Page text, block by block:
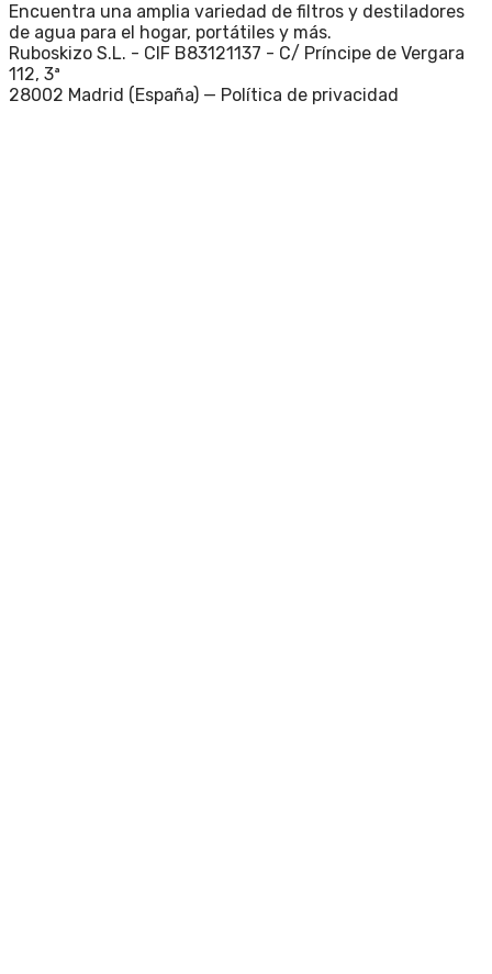
Encuentra una amplia variedad de filtros y destiladores
de agua para el hogar, portátiles y más.
Ruboskizo S.L. - CIF B83121137 - C/ Príncipe de Vergara
112, 3ª
28002 Madrid (España) — Política de privacidad